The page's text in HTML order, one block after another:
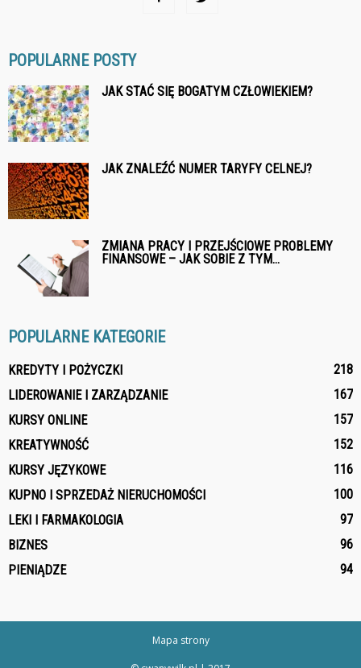
POPULARNE POSTY
JAK STAĆ SIĘ BOGATYM CZŁOWIEKIEM?
JAK ZNALEŹĆ NUMER TARYFY CELNEJ?
ZMIANA PRACY I PRZEJŚCIOWE PROBLEMY
FINANSOWE – JAK SOBIE Z TYM...
POPULARNE KATEGORIE
KREDYTY I POŻYCZKI
218
LIDEROWANIE I ZARZĄDZANIE
167
KURSY ONLINE
157
KREATYWNOŚĆ
152
KURSY JĘZYKOWE
116
KUPNO I SPRZEDAŻ NIERUCHOMOŚCI
100
LEKI I FARMAKOLOGIA
97
BIZNES
96
PIENIĄDZE
94
Mapa strony